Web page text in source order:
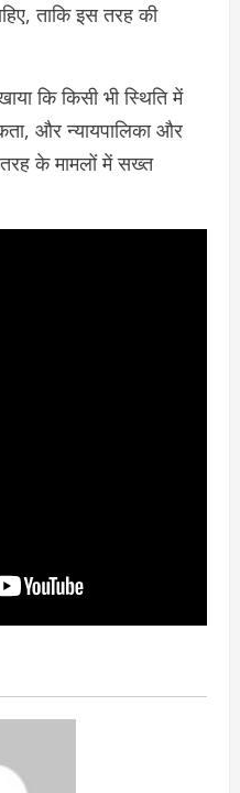
ताकि इस तरह की
कि किसी भी स्थिति में
और न्यायपालिका और
के मामलों में सख्त